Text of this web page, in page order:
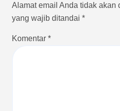
Alamat email Anda tidak akan
yang wajib ditandai *
Komentar *